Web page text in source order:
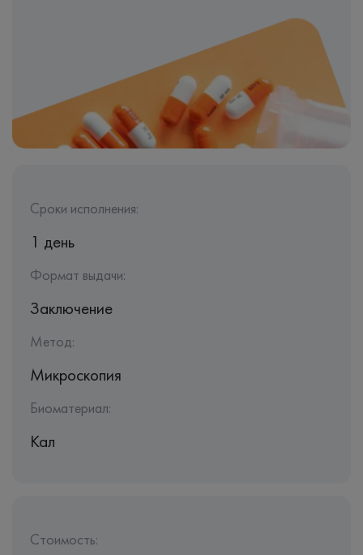
Сроки исполнения:
1 день
Формат выдачи:
Заключение
Метод:
Микроскопия
Биоматериал:
Кал
Стоимость: